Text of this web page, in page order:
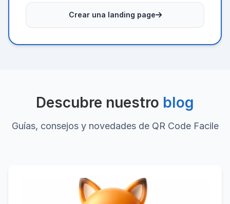
Crear una landing page
Descubre nuestro blog
Guías, consejos y novedades de QR Code Facile